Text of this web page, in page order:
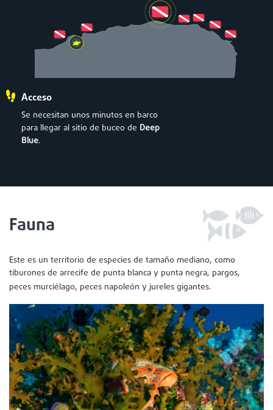
Acceso
Se necesitan unos minutos en barco
para llegar al sitio de buceo de Deep
Blue.
Fauna
Este es un territorio de especies de tamaño mediano, como
tiburones de arrecife de punta blanca y punta negra, pargos,
peces murciélago, peces napoleón y jureles gigantes.